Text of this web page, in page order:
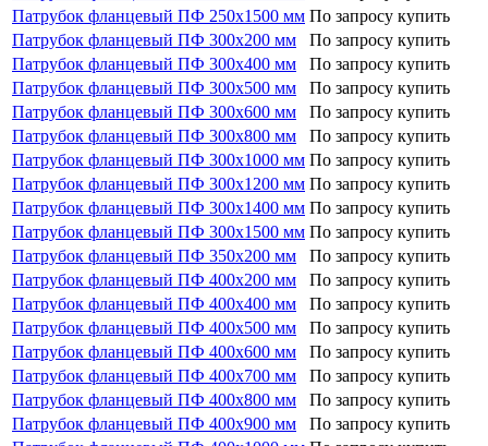
Патрубок фланцевый ПФ 250х1500 мм По запросу купить
Патрубок фланцевый ПФ 300х200 мм
По запросу купить
Патрубок фланцевый ПФ 300х400 мм
По запросу купить
Патрубок фланцевый ПФ 300х500 мм
По запросу купить
Патрубок фланцевый ПФ 300х600 мм
По запросу купить
Патрубок фланцевый ПФ 300х800 мм
По запросу купить
Патрубок фланцевый ПФ 300х1000 мм По запросу купить
Патрубок фланцевый ПФ 300х1200 мм По запросу купить
Патрубок фланцевый ПФ 300х1400 мм По запросу купить
Патрубок фланцевый ПФ 300х1500 мм По запросу купить
Патрубок фланцевый ПФ 350х200 мм
По запросу купить
Патрубок фланцевый ПФ 400х200 мм
По запросу купить
Патрубок фланцевый ПФ 400х400 мм
По запросу купить
Патрубок фланцевый ПФ 400х500 мм
По запросу купить
Патрубок фланцевый ПФ 400х600 мм
По запросу купить
Патрубок фланцевый ПФ 400х700 мм
По запросу купить
Патрубок фланцевый ПФ 400х800 мм
По запросу купить
Патрубок фланцевый ПФ 400х900 мм
По запросу купить